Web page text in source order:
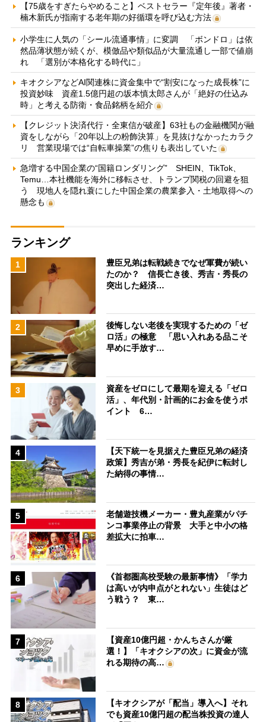
【75歳をすぎたらやめること】ベストセラー『定年後』著者・
楠木新氏が指南する老年期の好循環を呼び込む方法
小学生に人気の「シール流通事情」に変調 「ボンドロ」は依
然品薄状態が続くが、模倣品や類似品が大量流通し一部で値崩
れ 「選別が本格化する時代に」
キオクシアなどAI関連株に資金集中で“割安になった成長株”に
投資妙味 資産1.5億円超の坂本慎太郎さんが「絶好の仕込み
時」と考える防衛・食品銘柄を紹介
【クレジット決済代行・全東信が破産】63社もの金融機関が融
資をしながら「20年以上の粉飾決算」を見抜けなかったカラク
リ 営業現場では“自転車操業”の焦りも表出していた
急増する中国企業の“国籍ロンダリング” SHEIN、TikTok、
Temu…本社機能を海外に移転させ、トランプ関税の回避を狙
う 現地人を隠れ蓑にした中国企業の農業参入・土地取得への
懸念も
ランキング
1
豊臣兄弟は転戦続きでなぜ軍費が続い
たのか？ 信長亡き後、秀吉・秀長の
突出した経済…
2
後悔しない老後を実現するための「ゼ
ロ活」の極意 「思い入れある品こそ
早めに手放す…
3
資産をゼロにして最期を迎える「ゼロ
活」、年代別・計画的にお金を使うポ
イント 6…
4
【天下統一を見据えた豊臣兄弟の経済
政策】秀吉が弟・秀長を紀伊に転封し
た納得の事情…
5
老舗遊技機メーカー・豊丸産業がパチ
ンコ事業停止の背景 大手と中小の格
差拡大に拍車…
6
《首都圏高校受験の最新事情》「学力
は高いが内申点がとれない」生徒はど
う戦う？ 東…
7
【資産10億円超・かんちさんが厳
選！】「キオクシアの次」に資金が流
れる期待の高…
8
【キオクシアが「配当」導入へ】それ
でも資産10億円超の配当株投資の達人